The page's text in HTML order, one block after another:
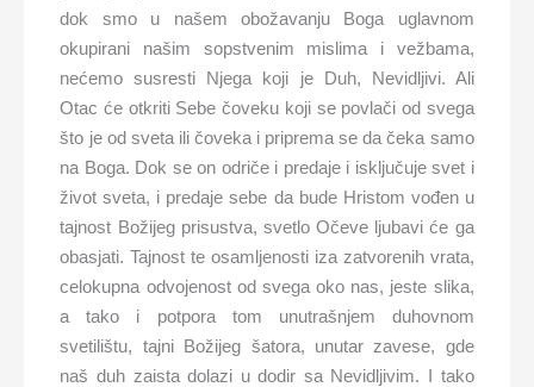
dok smo u našem obožavanju Boga uglavnom
okupirani našim sopstvenim mislima i vežbama,
nećemo susresti Njega koji je Duh, Nevidljivi. Ali
Otac će otkriti Sebe čoveku koji se povlači od svega
što je od sveta ili čoveka i priprema se da čeka samo
na Boga. Dok se on odriče i predaje i isključuje svet i
život sveta, i predaje sebe da bude Hristom vođen u
tajnost Božijeg prisustva, svetlo Očeve ljubavi će ga
obasjati. Tajnost te osamljenosti iza zatvorenih vrata,
celokupna odvojenost od svega oko nas, jeste slika,
a tako i potpora tom unutrašnjem duhovnom
svetilištu, tajni Božijeg šatora, unutar zavese, gde
naš duh zaista dolazi u dodir sa Nevidljivim. I tako